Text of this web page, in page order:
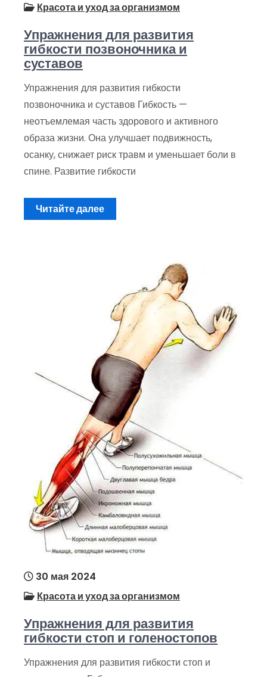
Красота и уход за организмом
Упражнения для развития
гибкости позвоночника и
суставов
Упражнения для развития гибкости
позвоночника и суставов Гибкость —
неотъемлемая часть здорового и активного
образа жизни. Она улучшает подвижность,
осанку, снижает риск травм и уменьшает боли в
спине. Развитие гибкости
Читайте далее
30 мая 2024
Красота и уход за организмом
Упражнения для развития
гибкости стоп и голеностопов
Упражнения для развития гибкости стоп и